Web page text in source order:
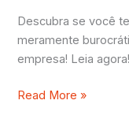
Descubra se você
meramente
empresa! Leia agora!
Read More »